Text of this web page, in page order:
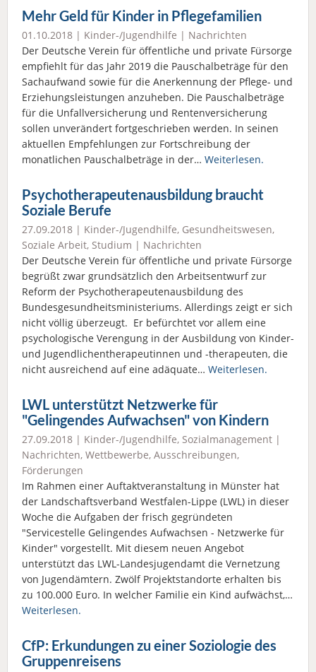
Mehr Geld für Kinder in Pflegefamilien
01.10.2018 | Kinder-/Jugendhilfe | Nachrichten
Der Deutsche Verein für öffentliche und private Fürsorge
empfiehlt für das Jahr 2019 die Pauschalbeträge für den
Sachaufwand sowie für die Anerkennung der Pflege- und
Erziehungsleistungen anzuheben. Die Pauschalbeträge
für die Unfallversicherung und Rentenversicherung
sollen unverändert fortgeschrieben werden. In seinen
aktuellen Empfehlungen zur Fortschreibung der
monatlichen Pauschalbeträge in der… Weiterlesen.
Psychotherapeutenausbildung braucht
Soziale Berufe
27.09.2018 | Kinder-/Jugendhilfe, Gesundheitswesen,
Soziale Arbeit, Studium | Nachrichten
Der Deutsche Verein für öffentliche und private Fürsorge
begrüßt zwar grundsätzlich den Arbeitsentwurf zur
Reform der Psychotherapeutenausbildung des
Bundesgesundheitsministeriums. Allerdings zeigt er sich
nicht völlig überzeugt. Er befürchtet vor allem eine
psychologische Verengung in der Ausbildung von Kinder-
und Jugendlichentherapeutinnen und -therapeuten, die
nicht ausreichend auf eine adäquate… Weiterlesen.
LWL unterstützt Netzwerke für
"Gelingendes Aufwachsen" von Kindern
27.09.2018 | Kinder-/Jugendhilfe, Sozialmanagement |
Nachrichten, Wettbewerbe, Ausschreibungen,
Förderungen
Im Rahmen einer Auftaktveranstaltung in Münster hat
der Landschaftsverband Westfalen-Lippe (LWL) in dieser
Woche die Aufgaben der frisch gegründeten
"Servicestelle Gelingendes Aufwachsen - Netzwerke für
Kinder" vorgestellt. Mit diesem neuen Angebot
unterstützt das LWL-Landesjugendamt die Vernetzung
von Jugendämtern. Zwölf Projektstandorte erhalten bis
zu 100.000 Euro. In welcher Familie ein Kind aufwächst,…
Weiterlesen.
CfP: Erkundungen zu einer Soziologie des
Gruppenreisens